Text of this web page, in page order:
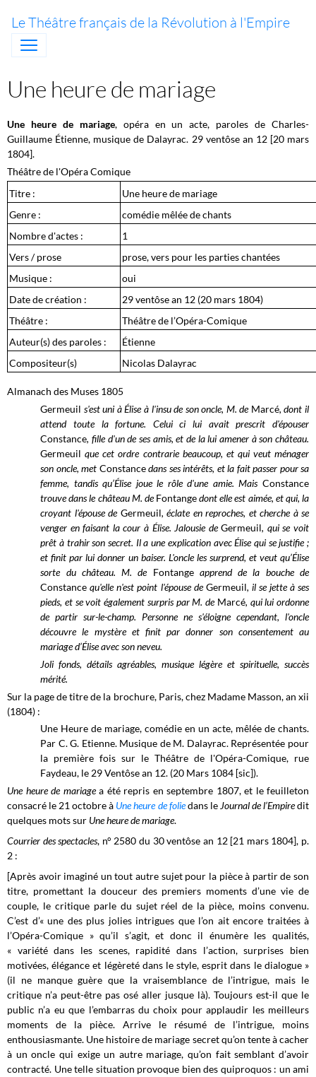
Le Théâtre français de la Révolution à l'Empire
Une heure de mariage
Une heure de mariage, opéra en un acte, paroles de Charles-
Guillaume Étienne, musique de Dalayrac. 29 ventôsean 12 [20 mars
1804].
Théâtre de l'Opéra Comique
Titre :
Une heure de mariage
Genre :
comédie mêlée de chants
Nombre d'actes :
1
Vers / prose
prose, vers pour les parties chantées
Musique :
oui
Date de création :
29 ventôse an 12 (20 mars 1804)
Théâtre :
Théâtre de l’Opéra-Comique
Auteur(s) des paroles :
Étienne
Compositeur(s)
Nicolas Dalayrac
Almanach des Muses 1805
Germeuil s'est uni à Élise à l'insu de son oncle, M. de Marcé, dont il
attend toute la fortune. Celui ci lui avait prescrit d'épouser
Constance, fille d'un de ses amis, et de la lui amener à son château.
Germeuil que cet ordre contrarie beaucoup, et qui veut ménager
son oncle, met Constancedans ses intérêts, et la fait passer pour sa
femme, tandis qu’Élise joue le rôle d'une amie. Mais Constance
trouve dans le château M. deFontangedont elle est aimée, et qui, la
croyant l'épouse de Germeuil, éclate en reproches, et cherche à se
venger en faisant la cour à Élise. Jalousie deGermeuil, qui se voit
prêt à trahir son secret. Il a une explication avec Élise qui se justifie ;
et finit par lui donner un baiser. L'oncle les surprend, et veut qu’Élise
sorte du château. M. de Fontangeapprend de la bouche de
Constance qu'elle n'est point l'épouse deGermeuil, il se jette à ses
pieds, et se voit également surpris par M. de Marcé, qui lui ordonne
de partir sur-le-champ. Personne ne s'éloigne cependant, l'oncle
découvre le mystère et finit par donner son consentement au
mariage d’Élise avec son neveu.
Joli fonds, détails agréables, musique légère et spirituelle, succès
mérité.
Sur la page de titre de la brochure, Paris, chez Madame Masson, an xii
(1804) :
Une Heure de mariage, comédie en un acte, mêlée de chants.
Par C. G. Etienne. Musique de M. Dalayrac. Représentée pour
la première fois sur le Théâtre de l'Opéra-Comique, rue
Faydeau, le 29 Ventôse an 12. (20 Mars 1084 [sic]).
Une heure de mariagea été repris en septembre 1807, et le feuilleton
consacré le 21 octobre à Une heure de foliedans le Journal de l’Empiredit
quelques mots sur Une heure de mariage.
Courrier des spectacles, n° 2580 du 30 ventôse an 12 [21 mars 1804], p.
2 :
[Après avoir imaginé un tout autre sujet pour la pièce à partir de son
titre, promettant la douceur des premiers moments d’une vie de
couple, le critique parle du sujet réel de la pièce, moins convenu.
C’est d’« une des plus jolies intrigues que l’on ait encore traitées à
l’Opéra-Comique » qu’il s’agit, et donc il énumère les qualités,
« variété dans les scenes, rapidité dans l’action, surprises bien
motivées, élégance et légèreté dans le style, esprit dans le dialogue »
(il ne manque guère que la vraisemblance de l’intrigue, mais le
critique n’a peut-être pas osé aller jusque là). Toujours est-il que le
public n’a eu que l’embarras du choix pour applaudir les meilleurs
moments de la pièce. Arrive le résumé de l’intrigue, moins
enthousiasmante. Une histoire de mariage secret qu’on tente à cacher
à un oncle qui exige un autre mariage, qu’on fait semblant d’avoir
contracté. Une telle situation provoque bien des quiproquos : un ami